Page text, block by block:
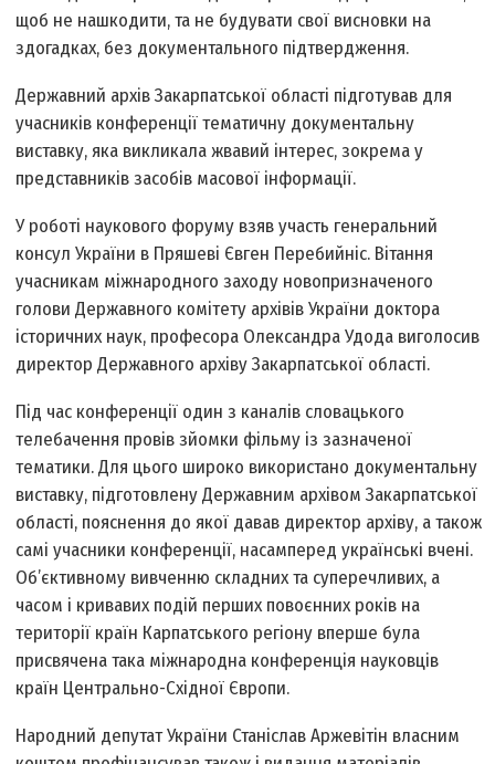
щоб не нашкодити, та не будувати свої висновки на
здогадках, без документального підтвердження.
Державний архів Закарпатської області підготував для
учасників конференції тематичну документальну
виставку, яка викликала жвавий інтерес, зокрема у
представників засобів масової інформації.
У роботі наукового форуму взяв участь генеральний
консул України в Пряшеві Євген Перебийніс. Вітання
учасникам міжнародного заходу новопризначеного
голови Державного комітету архівів України доктора
історичних наук, професора Олександра Удода виголосив
директор Державного архіву Закарпатської області.
Під час конференції один з каналів словацького
телебачення провів зйомки фільму із зазначеної
тематики. Для цього широко використано документальну
виставку, підготовлену Державним архівом Закарпатської
області, пояснення до якої давав директор архіву, а також
самі учасники конференції, насамперед українські вчені.
Об’єктивному вивченню складних та суперечливих, а
часом і кривавих подій перших повоєнних років на
території країн Карпатського регіону вперше була
присвячена така міжнародна конференція науковців
країн Центрально-Східної Європи.
Народний депутат України Станіслав Аржевітін власним